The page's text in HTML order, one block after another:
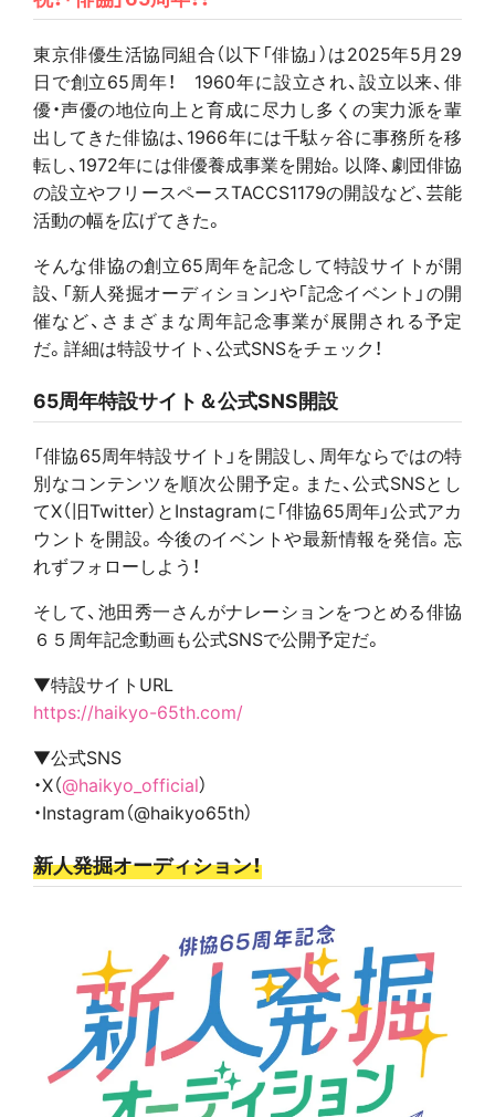
東京俳優生活協同組合（以下「俳協」）は2025年5月29
日で創立65周年！ 1960年に設立され、設立以来、俳
優・声優の地位向上と育成に尽力し多くの実力派を輩
出してきた俳協は、1966年には千駄ヶ谷に事務所を移
転し、1972年には俳優養成事業を開始。以降、劇団俳協
の設立やフリースペースTACCS1179の開設など、芸能
活動の幅を広げてきた。
そんな俳協の創立65周年を記念して特設サイトが開
設、「新人発掘オーディション」や「記念イベント」の開
催など、さまざまな周年記念事業が展開される予定
だ。詳細は特設サイト、公式SNSをチェック！
65周年特設サイト＆公式SNS開設
「俳協65周年特設サイト」を開設し、周年ならではの特
別なコンテンツを順次公開予定。また、公式SNSとし
てX（旧Twitter）とInstagramに「俳協65周年」公式アカ
ウントを開設。今後のイベントや最新情報を発信。忘
れずフォローしよう！
そして、池田秀一さんがナレーションをつとめる俳協
６５周年記念動画も公式SNSで公開予定だ。
▼特設サイトURL
https://haikyo-65th.com/
▼公式SNS
・X（@haikyo_official）
・Instagram（@haikyo65th）
新人発掘オーディション！